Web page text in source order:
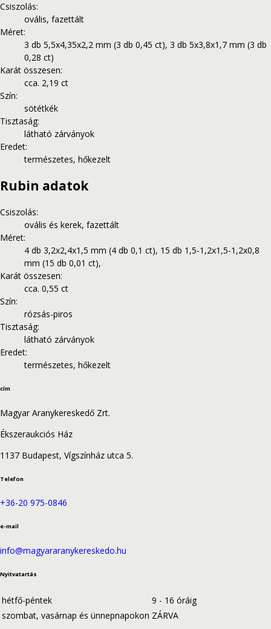
Csiszolás:
ovális, fazettált
Méret:
3 db 5,5x4,35x2,2 mm (3 db 0,45 ct), 3 db 5x3,8x1,7 mm (3 db
0,28 ct)
Karát összesen:
cca. 2,19 ct
Szín:
sötétkék
Tisztaság:
látható zárványok
Eredet:
természetes, hőkezelt
Rubin adatok
Csiszolás:
ovális és kerek, fazettált
Méret:
4 db 3,2x2,4x1,5 mm (4 db 0,1 ct), 15 db 1,5-1,2x1,5-1,2x0,8
mm (15 db 0,01 ct),
Karát összesen:
cca. 0,55 ct
Szín:
rózsás-piros
Tisztaság:
látható zárványok
Eredet:
természetes, hőkezelt
cím
Magyar Aranykereskedő Zrt.
Ékszeraukciós Ház
1137 Budapest, Vígszínház utca 5.
Telefon
+36-20 975-0846
e-mail
info@magyararanykereskedo.hu
Nyitvatartás
hétfő-péntek
9 - 16 óráig
szombat, vasárnap és ünnepnapokon ZÁRVA